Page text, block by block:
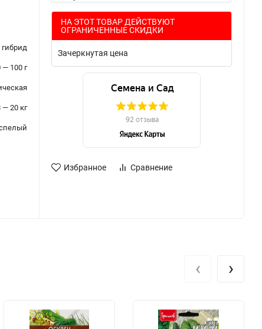
гибрид
— 100 г
— 20 кг
НА ЭТОТ ТОВАР ДЕЙСТВУЮТ
ОГРАНИЧЕННЫЕ СКИДКИ
Зачеркнутая цена
Избранное Сравнение
‹ ›